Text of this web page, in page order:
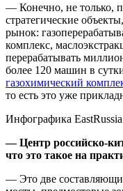
— Конечно, не только,
стратегические
рынок:
комплекс,
перерабатывать
более 120 машин в
газохимический
то есть это уже
Инфографика EastRussia
— Центр российско-
что это такое на
— Это две